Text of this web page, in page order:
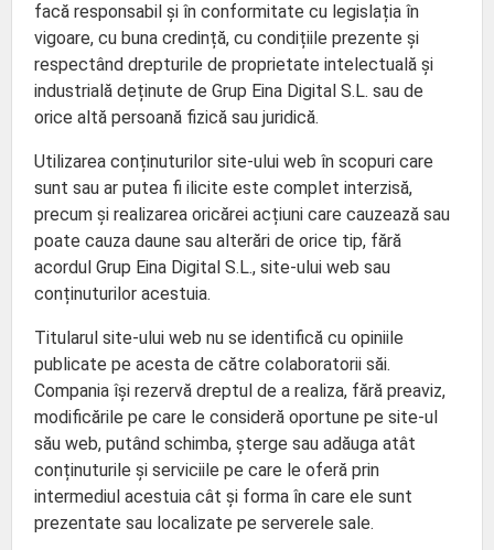
facă responsabil și în conformitate cu legislația în
vigoare, cu buna credință, cu condițiile prezente și
respectând drepturile de proprietate intelectuală și
industrială deținute de Grup Eina Digital S.L. sau de
orice altă persoană fizică sau juridică.
Utilizarea conținuturilor site-ului web în scopuri care
sunt sau ar putea fi ilicite este complet interzisă,
precum și realizarea oricărei acțiuni care cauzează sau
poate cauza daune sau alterări de orice tip, fără
acordul Grup Eina Digital S.L., site-ului web sau
conținuturilor acestuia.
Titularul site-ului web nu se identifică cu opiniile
publicate pe acesta de către colaboratorii săi.
Compania își rezervă dreptul de a realiza, fără preaviz,
modificările pe care le consideră oportune pe site-ul
său web, putând schimba, șterge sau adăuga atât
conținuturile și serviciile pe care le oferă prin
intermediul acestuia cât și forma în care ele sunt
prezentate sau localizate pe serverele sale.